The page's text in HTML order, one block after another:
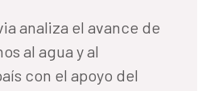
analiza el avance de
al agua y al
con el apoyo del